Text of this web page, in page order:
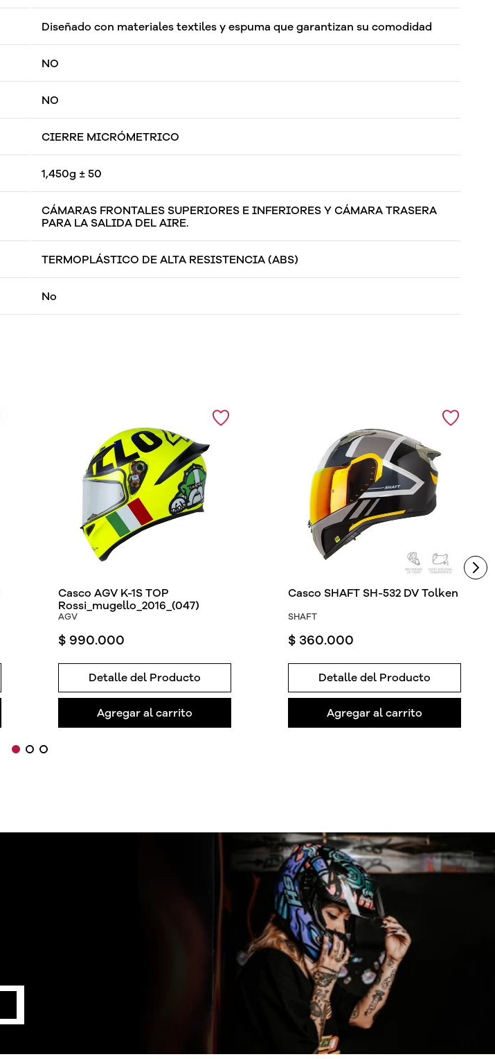
Diseñado con materiales textiles y espuma que garantizan su comodidad
NO
NO
CIERRE MICRÓMETRICO
1,450g ± 50
CÁMARAS FRONTALES SUPERIORES E INFERIORES Y CÁMARA TRASERA
PARA LA SALIDA DEL AIRE.
TERMOPLÁSTICO DE ALTA RESISTENCIA (ABS)
No
Casco AGV K-1S TOP
Rossi_mugello_2016_(047)
AGV
$ 990.000
Detalle del Producto
Agregar al carrito
Casco SHAFT SH-532 DV Tolken
SHAFT
$ 360.000
Detalle del Producto
Agregar al carrito